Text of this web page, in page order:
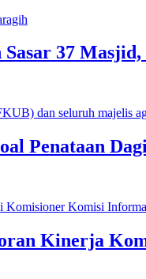
37
Penataan
Kinerja